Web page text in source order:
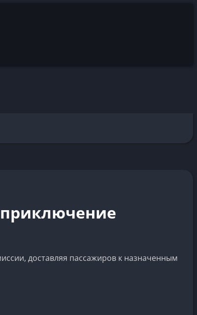
доставляя пассажиров к назначенным